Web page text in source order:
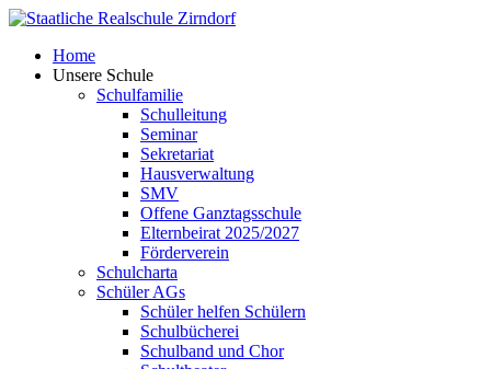
Skip
contentHome
Unsere Schule
Schulfamilie
Schulleitung
Seminar
Sekretariat
Hausverwaltung
SMV
Offene Ganztagsschule
Elternbeirat 2025/2027
Förderverein
Schulcharta
Schüler AGs
Schüler helfen Schülern
Schulbücherei
Schulband und Chor